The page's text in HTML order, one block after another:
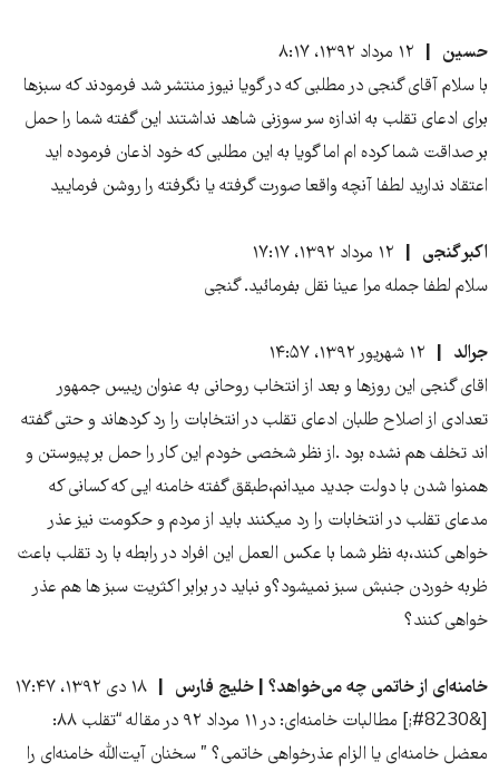
حسین
۱۲ مرداد ۱۳۹۲، ۸:۱۷
با سلام آقای گنجی در مطلبی که در گویا نیوز منتشر شد فرمودند که سبزها
برای ادعای تقلب به اندازه سر سوزنی شاهد نداشتند این گفته شما را حمل
بر صداقت شما کرده ام اما گویا به این مطلبی که خود اذعان فرموده اید
اعتقاد ندارید لطفا آنچه واقعا صورت گرفته یا نگرفته را روشن فرمایید
اکبر گنجی
۱۲ مرداد ۱۳۹۲، ۱۷:۱۷
سلام لطفا جمله مرا عینا نقل بفرمائید. گنجی
جرالد
۱۲ شهریور ۱۳۹۲، ۱۴:۵۷
اقای گنجی این روزها و بعد از انتخاب روحانی به عنوان رییس جمهور
تعدادی از اصلاح طلبان ادعای تقلب در انتخابات را رد کردهاند و حتی گفته
اند تخلف هم نشده بود .از نظر شخصی خودم این کار را حمل بر پیوستن و
همنوا شدن با دولت جدید میدانم،طبقق گفته خامنه ایی که کسانی که
مدعای تقلب در انتخابات را رد میکنند باید از مردم و حکومت نیز عذر
خواهی کنند،به نظر شما با عکس العمل این افراد در رابطه با رد تقلب باعث
ظربه خوردن جنبش سبز نمیشود؟و نباید در برابر اکثریت سبز ها هم عذر
خواهی کنند؟
خامنه‌ای از خاتمی چه می‌خواهد؟ | خلیج فارس
۱۸ دی ۱۳۹۲، ۱۷:۴۷
[&#8230;] مطالبات خامنه‌ای: در ۱۱ مرداد ۹۲ در مقاله “تقلب ۸۸:
معضل خامنه‌ای یا الزام عذرخواهی خاتمی؟ ” سخنان آیت‌الله خامنه‌ای را